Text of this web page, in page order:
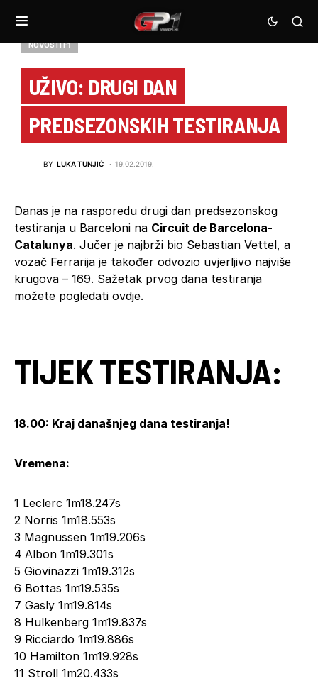
NOVOSTI F1
UŽIVO: DRUGI DAN
PREDSEZONSKIH TESTIRANJA
BY LUKA TUNJIĆ 19.02.2019.
Danas je na rasporedu drugi dan predsezonskog
testiranja u Barceloni na Circuit de Barcelona-
Catalunya. Jučer je najbrži bio Sebastian Vettel, a
vozač Ferrarija je također odvozio uvjerljivo najviše
krugova – 169. Sažetak prvog dana testiranja
možete pogledati ovdje.
TIJEK TESTIRANJA:
18.00: Kraj današnjeg dana testiranja!
Vremena:
1 Leclerc 1m18.247s
2 Norris 1m18.553s
3 Magnussen 1m19.206s
4 Albon 1m19.301s
5 Giovinazzi 1m19.312s
6 Bottas 1m19.535s
7 Gasly 1m19.814s
8 Hulkenberg 1m19.837s
9 Ricciardo 1m19.886s
10 Hamilton 1m19.928s
11 Stroll 1m20.433s